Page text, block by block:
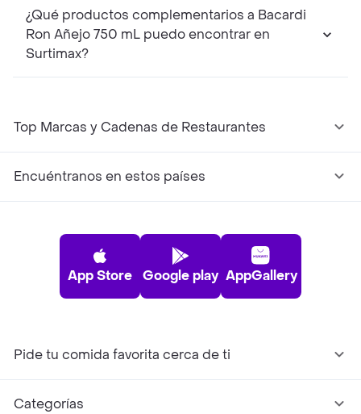
¿Qué productos complementarios a Bacardi
Ron Añejo 750 mL puedo encontrar en
Surtimax?
Top Marcas y Cadenas de Restaurantes
Encuéntranos en estos países
App Store Google play AppGallery
Pide tu comida favorita cerca de ti
Categorías